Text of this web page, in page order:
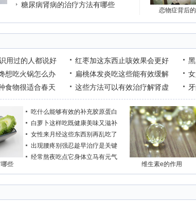
糖尿病肾病的治疗方法有哪些
恋物症背后
用过的人都说好
想吃火锅怎么办
食物很适合春天
红枣加这东西止咳效果会更好
扁桃体发炎吃这些能有效缓解
这些方法可以有效治疗解肾虚
些
吃什么能够有效的补充胶原蛋白
白萝卜这样吃既健康美味又滋补
女性来月经这些东西别再乱吃了
出现腰疼别强忍趁早治疗是关键
经常熬夜吃点它身体立马有元气
维生素e的作用